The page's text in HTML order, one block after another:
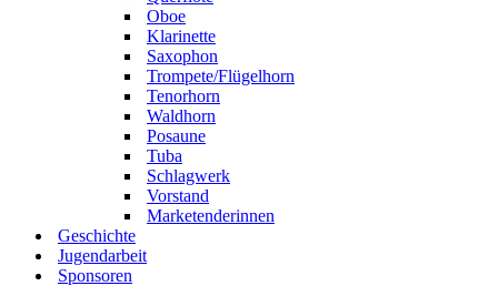
Oboe
Klarinette
Saxophon
Trompete/Flügelhorn
Tenorhorn
Waldhorn
Posaune
Tuba
Schlagwerk
Vorstand
Marketenderinnen
Geschichte
Jugendarbeit
Sponsoren